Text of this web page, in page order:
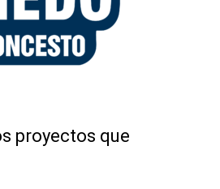
proyectos que